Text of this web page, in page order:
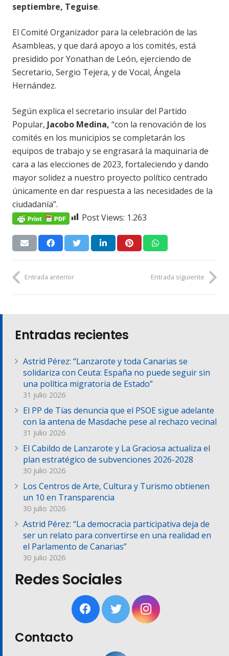
septiembre, Teguise.
El Comité Organizador para la celebración de las
Asambleas, y que dará apoyo a los comités, está
presidido por Yonathan de León, ejerciendo de
Secretario, Sergio Tejera, y de Vocal, Ángela
Hernández.
Según explica el secretario insular del Partido
Popular, Jacobo Medina, “con la renovación de los
comités en los municipios se completarán los
equipos de trabajo y se engrasará la maquinaria de
cara a las elecciones de 2023, fortaleciendo y dando
mayor solidez a nuestro proyecto político centrado
únicamente en dar respuesta a las necesidades de la
ciudadanía”.
Post Views: 1.263
Entrada anterior Entrada siguiente
Entradas recientes
Astrid Pérez: “Lanzarote y toda Canarias se
solidariza con Ceuta: España no puede seguir sin
una política migratoria de Estado”
31 julio 2026
El PP de Tías denuncia que el PSOE sigue adelante
con la antena de Masdache pese al rechazo vecinal
31 julio 2026
El Cabildo de Lanzarote y La Graciosa actualiza el
plan estratégico de subvenciones 2026-2028
30 julio 2026
Los Centros de Arte, Cultura y Turismo obtienen
un 10 en Transparencia
30 julio 2026
Astrid Pérez: “La democracia participativa deja de
ser un relato para convertirse en una realidad en
el Parlamento de Canarias”
30 julio 2026
Redes Sociales
Contacto